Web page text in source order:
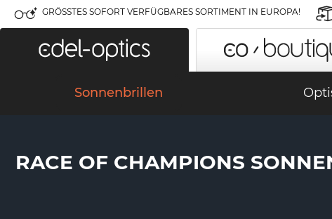
GRÖSSTES SOFORT VERFÜGBARES SORTIMENT IN EUROPA!
Sonnenbrillen
RACE OF CHAMPIONS